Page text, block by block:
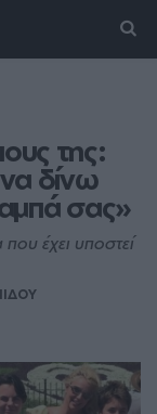
της:
δίνω
σας»
έχει υποστεί